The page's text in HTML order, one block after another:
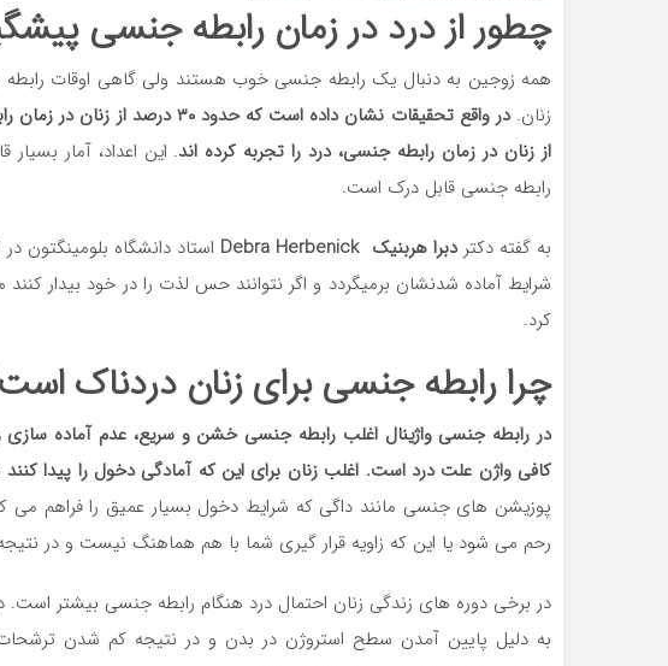
چطور از درد در زمان رابطه جنسی
همه زوجین به دنبال یک رابطه جنسی خوب هستند ولی گاهی اوقات
زنان.
از زنان در زمان رابطه جنسی، درد را تجربه کرده اند. این اعداد، آمار بسیار
رابطه جنسی قابل درک است.
به گفته دکتردبرا هربنیک Debra Herbenick
استاد دانشگاه بلومینگتون
شرایط آماده شدنشان برمیگردد و اگر نتوانند حس لذت را در خود بیدار
کرد.
چرا رابطه جنسی برای زنان دردناک
در رابطه جنسی واژینال اغلب رابطه جنسی خشن و سریع، عدم آماده سازی
کافی واژن علت درد است. اغلب زنان برای این که آمادگی دخول را پیدا کنند نیاز به ۱۰ تا ۱۵ دقیقه پیش
پوزیشن های جنسی مانند داگی که شرایط دخول بسیار عمیق را فراهم می
رحم می شود یا این که زاویه قرار گیری شما با هم هماهنگ نیست و در
در برخی دوره های زندگی زنان احتمال درد هنگام رابطه جنسی بیشتر
به دلیل پایین آمدن سطح استروژن در بدن و در نتیجه کم شدن